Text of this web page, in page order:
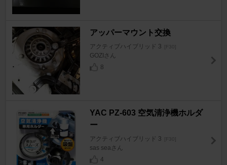
アッパーマウント交換
アクティブハイブリッド 3 [F30]
GOZIさん
8
YAC PZ-603 空気清浄機ホルダ
ー
アクティブハイブリッド 3 [F30]
sas seaさん
4